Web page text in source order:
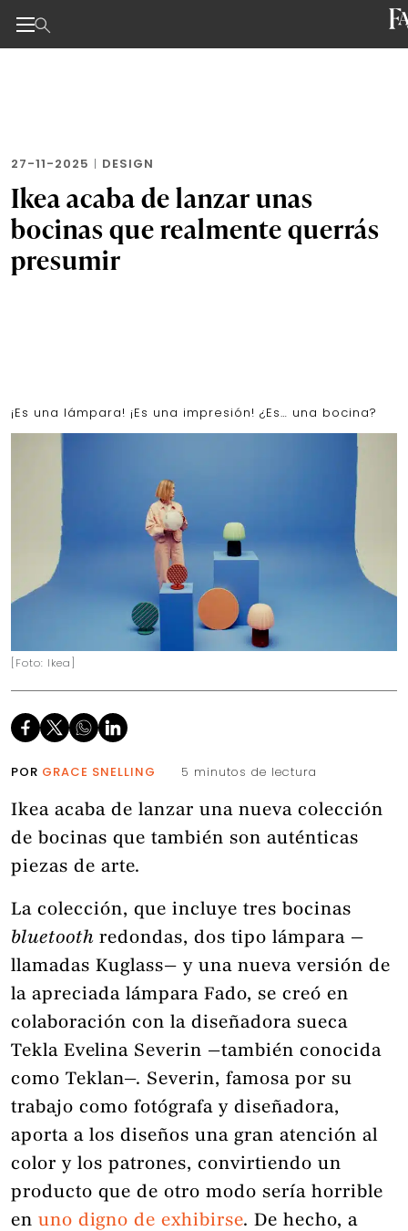
27-11-2025 | DESIGN
Ikea acaba de lanzar unas
bocinas que realmente querrás
presumir
¡Es una lámpara! ¡Es una impresión! ¿Es… una bocina?
[Foto: Ikea]
POR GRACE SNELLING 5 minutos de lectura
Ikea acaba de lanzar una nueva colección
de bocinas que también son auténticas
piezas de arte.
La colección, que incluye tres bocinas
bluetooth redondas, dos tipo lámpara —
llamadas Kuglass— y una nueva versión de
la apreciada lámpara Fado, se creó en
colaboración con la diseñadora sueca
Tekla Evelina Severin —también conocida
como Teklan—. Severin, famosa por su
trabajo como fotógrafa y diseñadora,
aporta a los diseños una gran atención al
color y los patrones, convirtiendo un
producto que de otro modo sería horrible
en uno digno de exhibirse. De hecho, a